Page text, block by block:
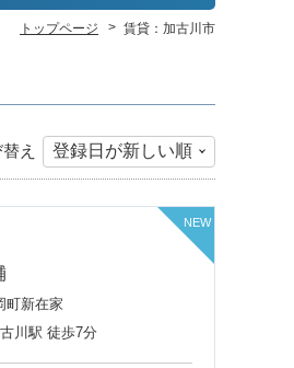
トップページ 賃貸：加古川市
え
町新在家
川駅 徒歩7分